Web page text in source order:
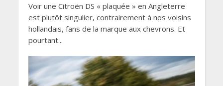
Voir une Citroën DS « plaquée » en Angleterre
est plutôt singulier, contrairement à nos voisins
hollandais, fans de la marque aux chevrons. Et
pourtant...